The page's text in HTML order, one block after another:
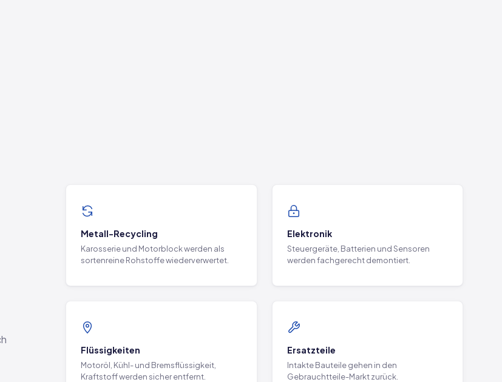
Metall-Recycling
Karosserie und Motorblock werden als
sortenreine Rohstoffe wiederverwertet.
Elektronik
Steuergeräte, Batterien und Sensoren
werden fachgerecht demontiert.
Flüssigkeiten
Motoröl, Kühl- und Bremsflüssigkeit,
Kraftstoff werden sicher entfernt.
Ersatzteile
Intakte Bauteile gehen in den
Gebrauchtteile-Markt zurück.